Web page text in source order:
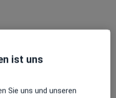
ist uns
Sie uns und unseren